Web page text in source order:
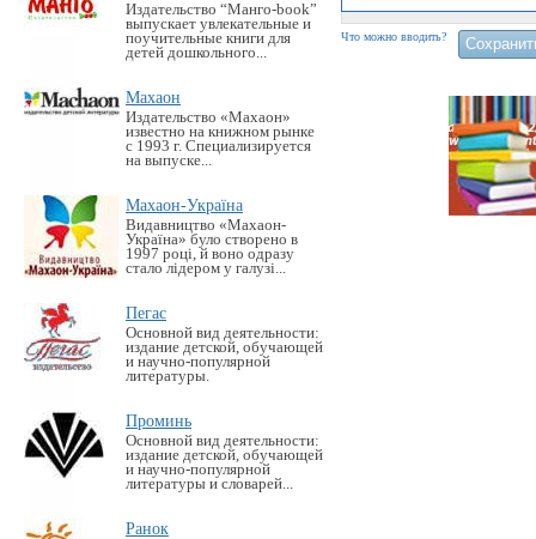
Издательство “Манго-book”
выпускает увлекательные и
поучительные книги для
детей дошкольного...
Махаон
Издательство «Махаон»
известно на книжном рынке
с 1993 г. Специализируется
на выпуске...
Махаон-Україна
Видавництво «Махаон-
Україна» було створено в
1997 році, й воно одразу
стало лідером у галузі...
Пегас
Основной вид деятельности:
издание детской, обучающей
и научно-популярной
литературы.
Проминь
Основной вид деятельности:
издание детской, обучающей
и научно-популярной
литературы и словарей...
Ранок
Что можно вводить?